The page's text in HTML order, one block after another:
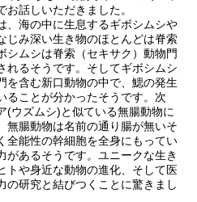
お話しいただきました。
、海の中に生息するギボシムシや
じみ深い生き物のほとんどは脊索
シムシは脊索（セキサク）動物門
れるそうです。そしてギボシムシ
を含む新口動物の中で、鰓の発生
ることが分かったそうです。次
(ウズムシ)と似ている無腸動物に
無腸動物は名前の通り腸が無いそ
全能性の幹細胞を全身にもってい
があるそうです。ユニークな生き
トや身近な動物の進化、そして医
の研究と結びつくことに驚きまし